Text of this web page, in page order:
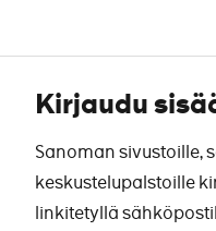
Kirjaudu
Sanoman sivustoille,
keskustelupalstoille
linkitetyllä